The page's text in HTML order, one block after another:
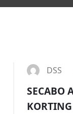
DSS
SECABO